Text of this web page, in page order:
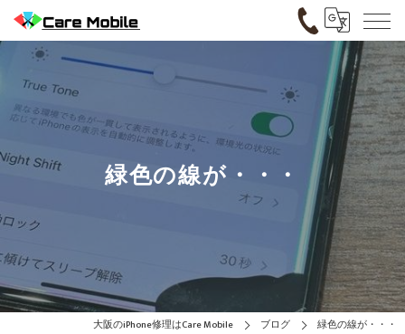
緑色の線が・・・
大阪のiPhone修理はCare Mobile ブログ 緑色の線が・・・